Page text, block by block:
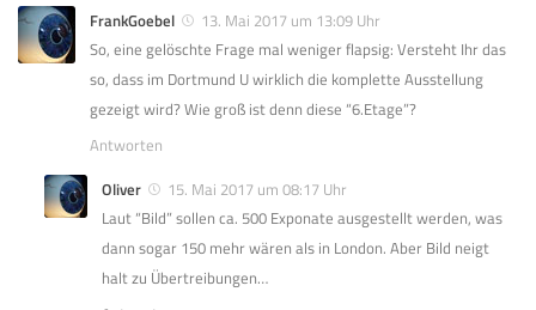
FrankGoebel
13. Mai 2017 um 13:09 Uhr
So, eine gelöschte Frage mal weniger flapsig: Versteht Ihr das
so, dass im Dortmund U wirklich die komplette Ausstellung
gezeigt wird? Wie groß ist denn diese “6.Etage”?
Antworten
Oliver
15. Mai 2017 um 08:17 Uhr
Laut “Bild” sollen ca. 500 Exponate ausgestellt werden, was
dann sogar 150 mehr wären als in London. Aber Bild neigt
halt zu Übertreibungen…